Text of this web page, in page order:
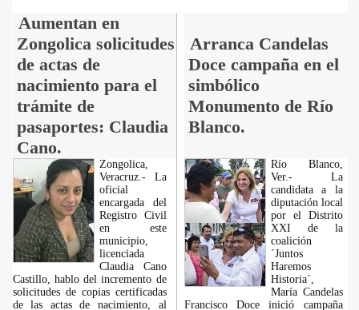
Aumentan en
Zongolica solicitudes
de actas de
nacimiento para el
trámite de
pasaportes: Claudia
Cano.
Arranca Candelas
Doce campaña en el
simbólico
Monumento de Río
Blanco.
Zongolica,
Veracruz.- La
oficial
encargada del
Registro Civil
en este
municipio,
licenciada
Claudia Cano
Castillo, hablo del incremento de
solicitudes de copias certificadas
de las actas de nacimiento, al
Río Blanco,
Ver.- La
candidata a la
diputación local
por el Distrito
XXI de la
coalición
´Juntos
Haremos
Historia´,
María Candelas
Francisco Doce inició campaña